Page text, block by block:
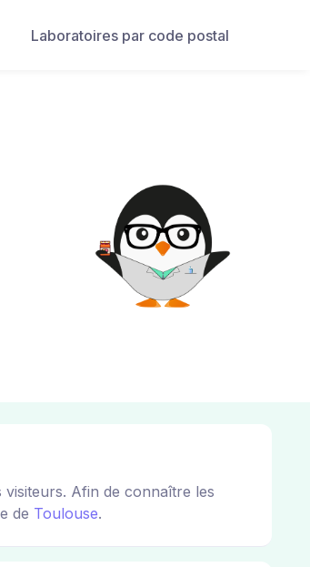
Laboratoires par code postal
visiteurs. Afin de connaître les
de Toulouse.